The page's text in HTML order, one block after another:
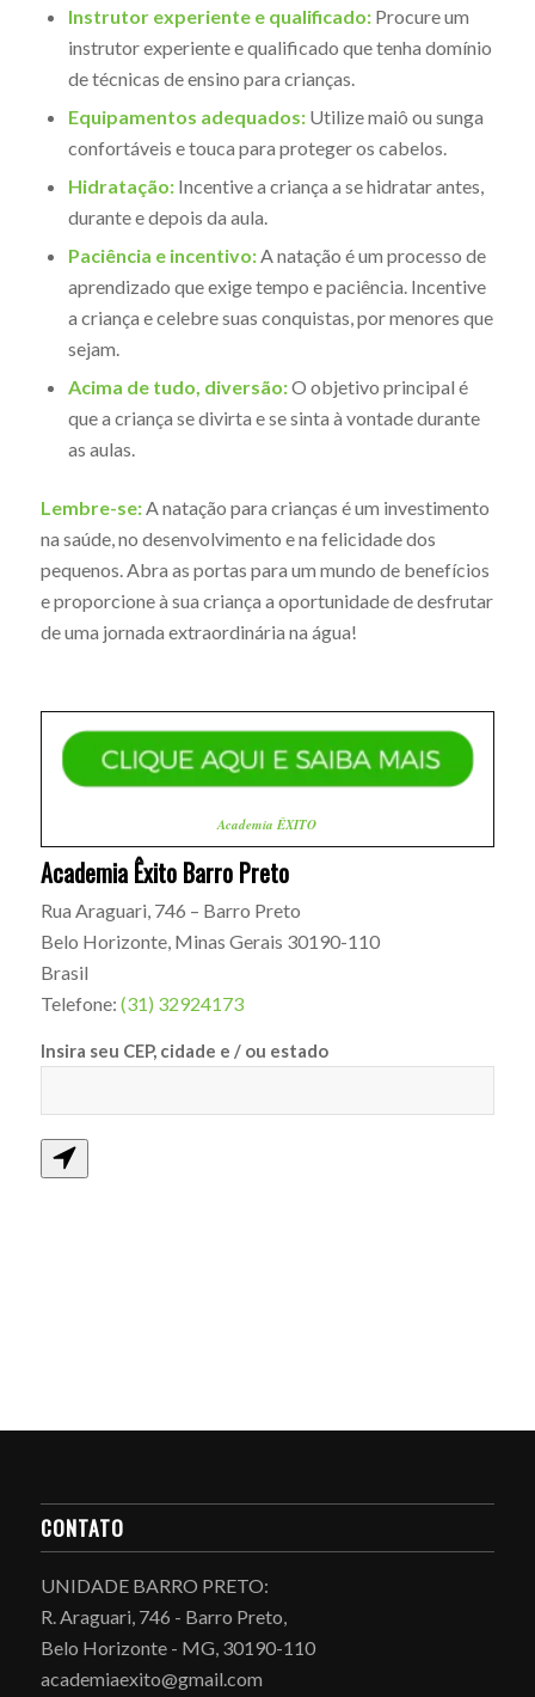
Instrutor experiente e qualificado:Procure um
instrutor experiente e qualificado que tenha domínio
de técnicas de ensino para crianças.
Equipamentos adequados:Utilize maiô ou sunga
confortáveis e touca para proteger os cabelos.
Hidratação:Incentive a criança a se hidratar antes,
durante e depois da aula.
Paciência e incentivo:A natação é um processo de
aprendizado que exige tempo e paciência. Incentive
a criança e celebre suas conquistas, por menores que
sejam.
Acima de tudo, diversão:O objetivo principal é
que a criança se divirta e se sinta à vontade durante
as aulas.
Lembre-se:A natação para crianças é um investimento
na saúde, no desenvolvimento e na felicidade dos
pequenos. Abra as portas para um mundo de benefícios
e proporcione à sua criança a oportunidade de desfrutar
de uma jornada extraordinária na água!
Academia ÊXITO
Academia Êxito Barro Preto
Rua Araguari, 746 – Barro Preto
Belo Horizonte, Minas Gerais 30190-110
Brasil
Telefone: (31) 32924173
Insira seu CEP, cidade e / ou estado
CONTATO
UNIDADE BARRO PRETO:
R. Araguari, 746 - Barro Preto,
Belo Horizonte - MG, 30190-110
academiaexito@gmail.com